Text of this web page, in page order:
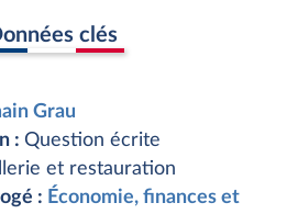
clés
Grau
: Question écrite
et restauration
: Économie, finances et